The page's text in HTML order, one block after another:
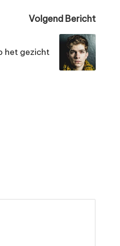
Volgend Bericht
het gezicht